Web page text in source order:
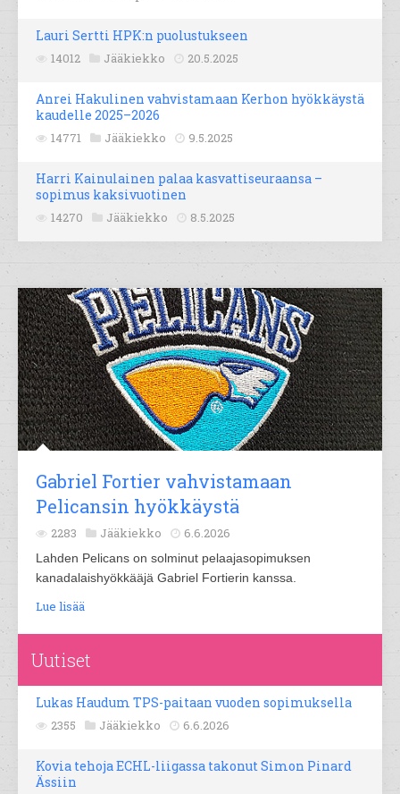
Lauri Sertti HPK:n puolustukseen
14012 Jääkiekko 20.5.2025
Anrei Hakulinen vahvistamaan Kerhon hyökkäystä
kaudelle 2025–2026
14771 Jääkiekko 9.5.2025
Harri Kainulainen palaa kasvattiseuraansa –
sopimus kaksivuotinen
14270 Jääkiekko 8.5.2025
Gabriel Fortier vahvistamaan
Pelicansin hyökkäystä
2283 Jääkiekko 6.6.2026
Lahden Pelicans on solminut pelaajasopimuksen
kanadalaishyökkääjä Gabriel Fortierin kanssa.
Lue lisää
Uutiset
Lukas Haudum TPS-paitaan vuoden sopimuksella
2355 Jääkiekko 6.6.2026
Kovia tehoja ECHL-liigassa takonut Simon Pinard
Ässiin